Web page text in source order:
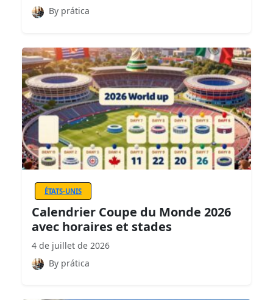
By prática
ÉTATS-UNIS
Calendrier Coupe du Monde 2026
avec horaires et stades
4 de juillet de 2026
By prática